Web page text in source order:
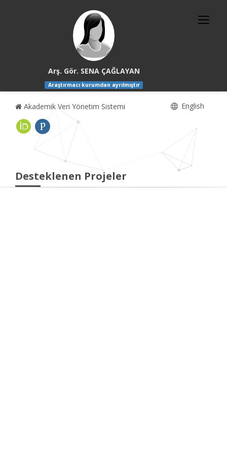
Arş. Gör. SENA ÇAĞLAYAN
Araştırmacı kurumdan ayrılmıştır
Akademik Veri Yönetim Sistemi English
Desteklenen Projeler